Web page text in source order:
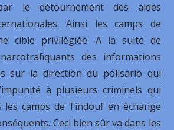
le détournement des aides
Ainsi les camps de
cible privilégiée. A la suite de
des informations
sur la direction du polisario qui
à plusieurs criminels qui
les camps de Tindouf en échange
Ceci bien sûr va dans les